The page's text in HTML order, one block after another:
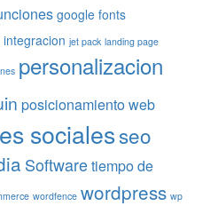
google fonts
integracion jet pack landing page
personalizacion
posicionamiento web
socialesseo
Softwaretiempo de
wordfence wordpress wp